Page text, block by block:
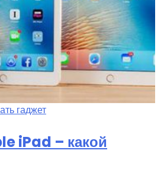
гаджет
iPad – какой